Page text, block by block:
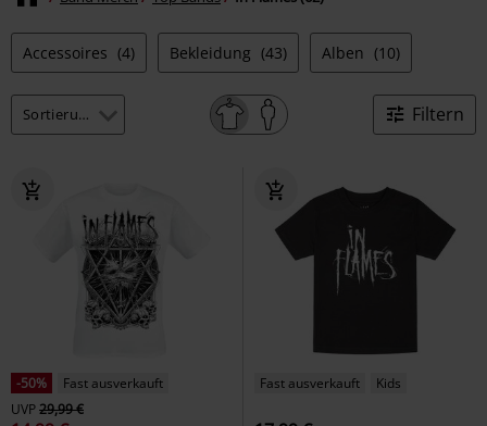
Accessoires (4) Bekleidung (43) Alben (10)
Filtern
-50%
Fast ausverkauft
UVP29,99 €
Fast ausverkauft Kids